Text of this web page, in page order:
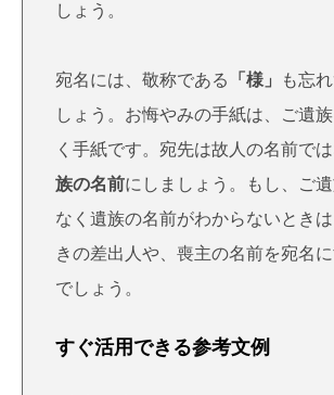
しょう。
宛名には、敬称である 「様」
も忘
しょう。お悔やみの手紙は、ご遺
く手紙です。宛先は故人の名前で
族の名前にしましょう。もし、ご
なく遺族の名前がわからないとき
きの差出人や、喪主の名前を宛名
でしょう。
すぐ活用できる参考文例